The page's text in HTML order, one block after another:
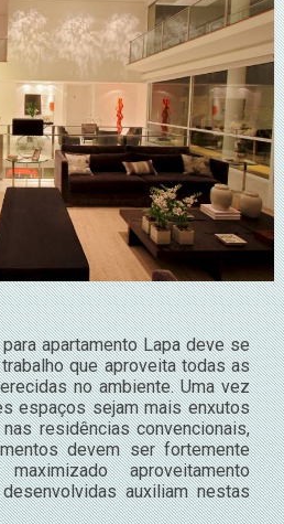
apartamento Lapa deve se
que aproveita todas as
no ambiente. Uma vez
espaços sejam mais enxutos
residências convencionais,
devem ser fortemente
aproveitamento
auxiliam nestas